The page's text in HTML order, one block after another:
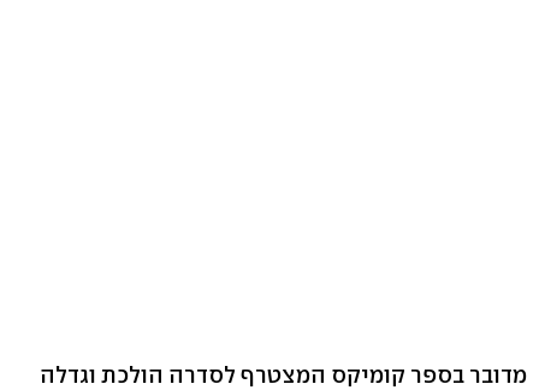
מדובר בספר קומיקס המצטרף לסדרה הולכת וגדלה